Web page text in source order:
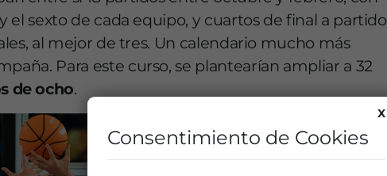
el sexto de cada equipo, y cuartos de final a partido
al mejor de tres. Un calendario mucho más
Para este curso, se plantearían ampliar a 32
de ocho.
X
Consentimiento de Cookies